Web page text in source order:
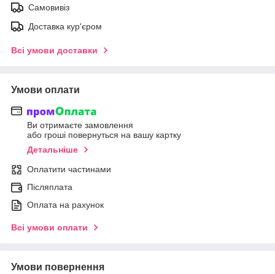
Самовивіз
Доставка кур'єром
Всі умови доставки
Умови оплати
Ви отримаєте замовлення
або гроші повернуться на вашу картку
Детальніше
Оплатити частинами
Післяплата
Оплата на рахунок
Всі умови оплати
Умови повернення